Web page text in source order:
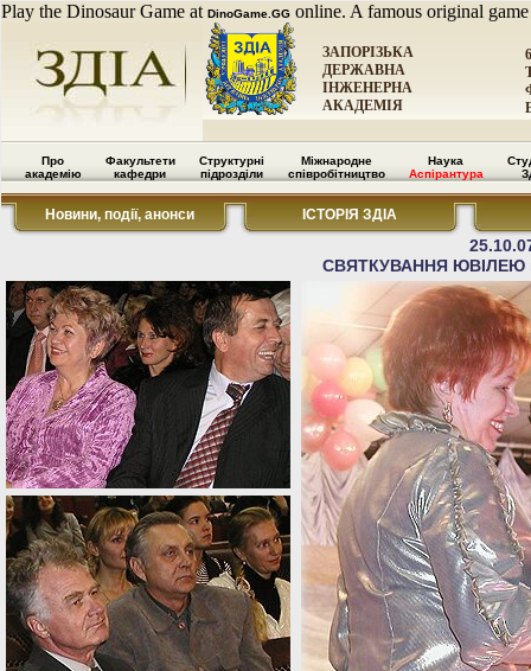
Play the Dinosaur Game at DinoGame.GG online. A famous original
ЗАПОРІЗЬКА
ДЕРЖАВНА
ІНЖЕНЕРНА
АКАДЕМІЯ
Про
академію
Факультети
кафедри
Структурні
підрозділи
Міжнародне
співробітництво
Наука
Аспірантура
Новини, події, анонси ІСТОРІЯ ЗДІА
СВЯТКУВАННЯ ЮВІЛЕЮ